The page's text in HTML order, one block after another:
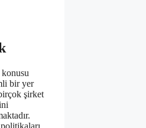
bir yer
şirket